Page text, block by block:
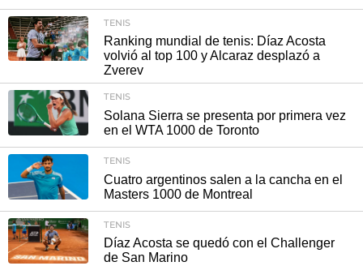
TENIS
Ranking mundial de tenis: Díaz Acosta
volvió al top 100 y Alcaraz desplazó a
Zverev
TENIS
Solana Sierra se presenta por primera vez
en el WTA 1000 de Toronto
TENIS
Cuatro argentinos salen a la cancha en el
Masters 1000 de Montreal
TENIS
Díaz Acosta se quedó con el Challenger
de San Marino